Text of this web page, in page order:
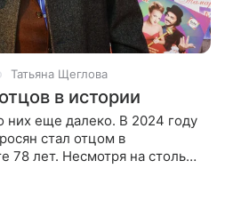
Татьяна Щеглова
в истории
них еще далеко. В 2024 году
стал отцом в
78 лет. Несмотря на столь
тем не менее, далеко